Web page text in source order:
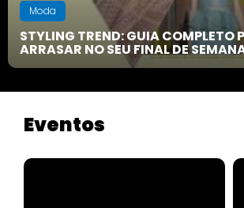
Moda
STYLING TREND: GUIA COMPLETO
ARRASAR NO SEU FINAL DE
Eventos